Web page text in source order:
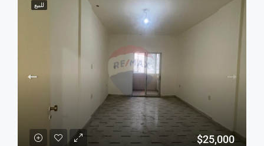
للبيع
$25,000